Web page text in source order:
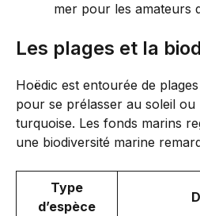
mer pour les amateurs
Les plages et la
Hoëdic est entourée de
pour se prélasser au soleil
turquoise. Les fonds marins
une biodiversité marine
Type
d’espèce